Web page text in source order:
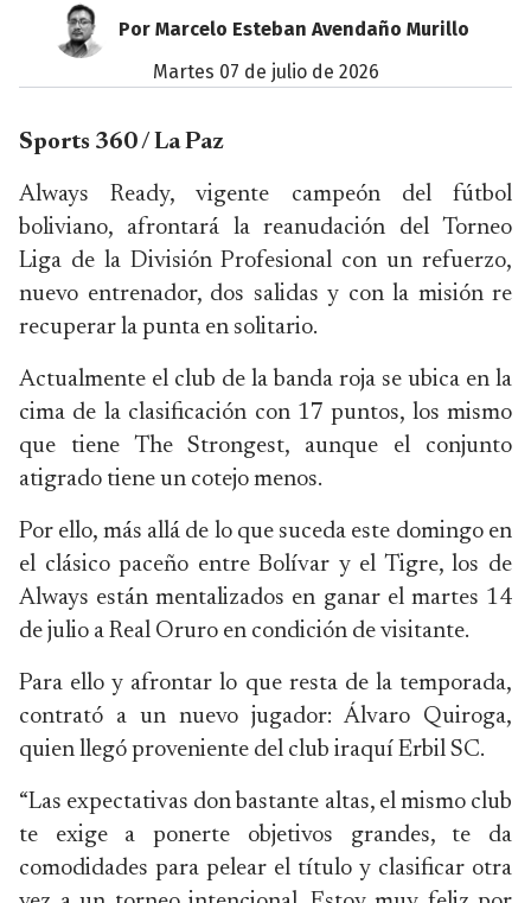
Por Marcelo Esteban Avendaño Murillo
martes 07 de julio de 2026
Sports 360 / La Paz
Always Ready, vigente campeón del fútbol
boliviano, afrontará la reanudación del Torneo
Liga de la División Profesional con un refuerzo,
nuevo entrenador, dos salidas y con la misión re
recuperar la punta en solitario.
Actualmente el club de la banda roja se ubica en la
cima de la clasificación con 17 puntos, los mismo
que tiene The Strongest, aunque el conjunto
atigrado tiene un cotejo menos.
Por ello, más allá de lo que suceda este domingo en
el clásico paceño entre Bolívar y el Tigre, los de
Always están mentalizados en ganar el martes 14
de julio a Real Oruro en condición de visitante.
Para ello y afrontar lo que resta de la temporada,
contrató a un nuevo jugador: Álvaro Quiroga,
quien llegó proveniente del club iraquí Erbil SC.
“Las expectativas don bastante altas, el mismo club
te exige a ponerte objetivos grandes, te da
comodidades para pelear el título y clasificar otra